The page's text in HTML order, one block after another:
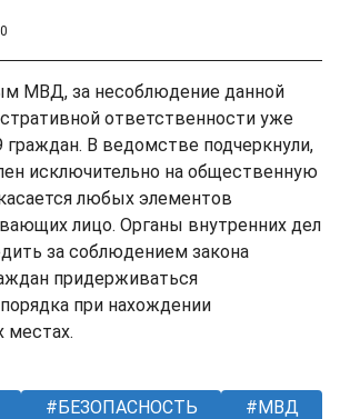
МВД, за несоблюдение данной
ответственности уже
граждан. В ведомстве подчеркнули,
исключительно на общественную
любых элементов
лицо. Органы внутренних дел
за соблюдением закона
придерживаться
при нахождении
местах.
БЕЗОПАСНОСТЬ
МВД